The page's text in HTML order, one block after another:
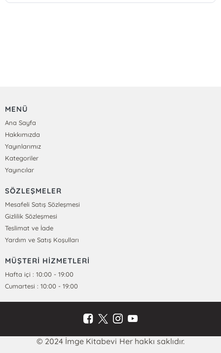
MENÜ
Ana Sayfa
Hakkımızda
Yayınlarımız
Kategoriler
Yayıncılar
SÖZLEŞMELER
Mesafeli Satış Sözleşmesi
Gizlilik Sözleşmesi
Teslimat ve İade
Yardım ve Satış Koşulları
MÜŞTERİ HİZMETLERİ
Hafta içi : 10:00 - 19:00
Cumartesi : 10:00 - 19:00
© 2024 İmge Kitabevi Her hakkı saklıdır.